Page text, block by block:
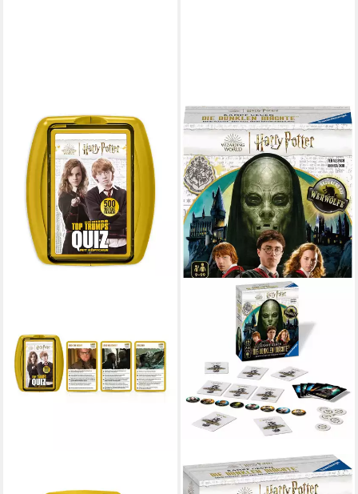
Spiel Top Trumps Quiz - Harry
RAVENSBURGER
Spiel Harry Potter, Kampf